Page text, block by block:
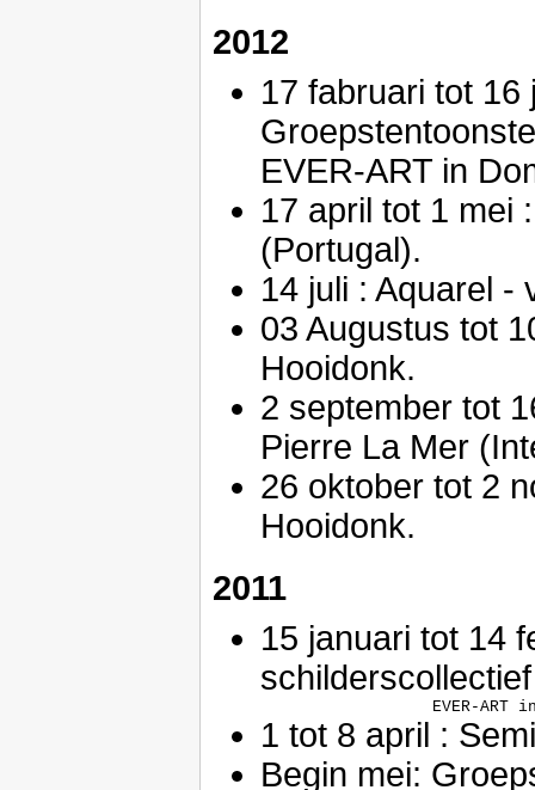
2012
17 fabruari tot 16
EVER-ART in
17 april tot 1 mei
(Portugal).
14 juli : Aquarel -
03 Augustus tot
Hooidonk.
2 september tot
Pierre La Mer
26 oktober tot 2
Hooidonk.
2011
15 januari tot 14
schilderscollectief
1 tot 8 april :
Begin mei: